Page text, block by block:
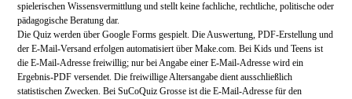
spielerischen Wissensvermittlung und stellt keine fachliche, rechtliche, politische oder
pädagogische Beratung dar.
Die Quiz werden über Google Forms gespielt. Die Auswertung, PDF-Erstellung und
der E-Mail-Versand erfolgen automatisiert über Make.com. Bei Kids und Teens ist
die E-Mail-Adresse freiwillig; nur bei Angabe einer E-Mail-Adresse wird ein
Ergebnis-PDF versendet. Die freiwillige Altersangabe dient ausschließlich
statistischen Zwecken. Bei SuCoQuiz Grosse ist die E-Mail-Adresse für den